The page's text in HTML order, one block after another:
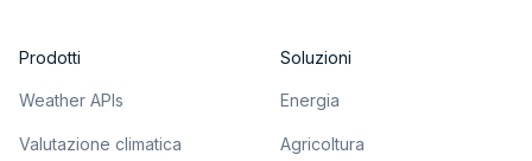
Prodotti
Weather APIs
Valutazione climatica
Soluzioni
Energia
Agricoltura